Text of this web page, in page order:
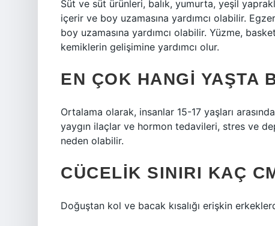
Süt ve süt ürünleri, balık, yumurta, yeşil
içerir ve boy uzamasına yardımcı olabilir.
boy uzamasına yardımcı olabilir. Yüzme,
kemiklerin gelişimine yardımcı olur.
EN ÇOK HANGI YAŞTA
Ortalama olarak, insanlar 15-17 yaşları
yaygın ilaçlar ve hormon tedavileri, stres ve
neden olabilir.
CÜCELIK SINIRI KAÇ
Doğuştan kol ve bacak kısalığı erişkin